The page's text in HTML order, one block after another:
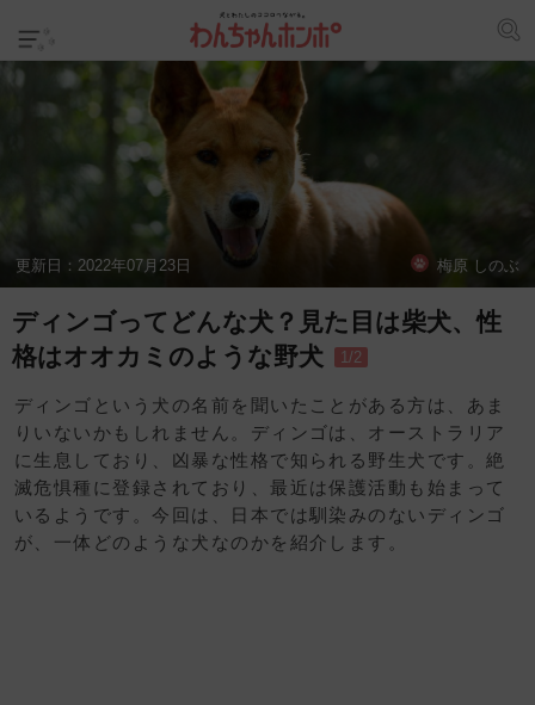
更新日： 2022年07月23日 梅原 しのぶ
ディンゴってどんな犬？見た目は柴犬、性
格はオオカミのような野犬
1/2
ディンゴという犬の名前を聞いたことがある方は、あま
りいないかもしれません。ディンゴは、オーストラリア
に生息しており、凶暴な性格で知られる野生犬です。絶
滅危惧種に登録されており、最近は保護活動も始まって
いるようです。今回は、日本では馴染みのないディンゴ
が、一体どのような犬なのかを紹介します。